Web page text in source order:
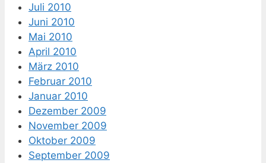
Juli 2010
Juni 2010
Mai 2010
April 2010
März 2010
Februar 2010
Januar 2010
Dezember 2009
November 2009
Oktober 2009
September 2009